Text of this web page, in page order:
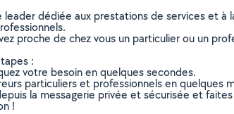
leader dédiée aux prestations de services et
proche de chez vous un particulier ou un
:
votre besoin en quelques secondes.
particuliers et professionnels en quelques
la messagerie privée et sécurisée et
!